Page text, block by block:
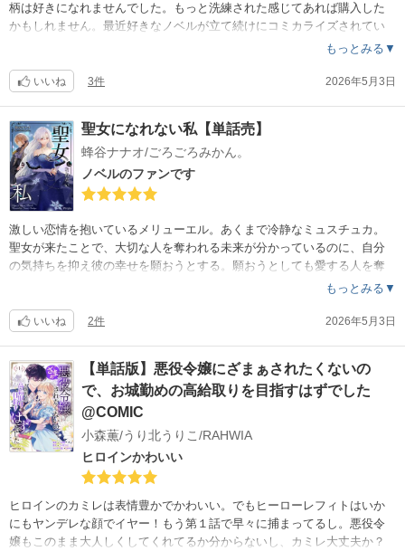
柄は好きになれませんでした。もっと洗練された感じてあれば購入した
かもしれません。最近好きなノベルが立て続けにコミカライズされてい
るのでこちらも期待しましたがこちらは試し読みのみ、購入には至りま
もっとみる▼
いいね 3件 2026年5月3日
聖女になれない私【単話売】
蜂谷ナナオ/ごろごろみかん。
ノベルのファンです
激しい恋情を抱いているメリューエル。あくまで冷静なミュスチュカ。
聖女が来たことで、大切な人を奪われる未来が分かっているのに、自分
の気持ちを抑え彼の幸せを願おうとする。願おうとしても愛する人を奪
もっとみる▼
いいね 2件 2026年5月3日
【単話版】悪役令嬢にざまぁされたくないの
で、お城勤めの高給取りを目指すはずでした
@COMIC
小森薫/うり北うりこ/RAHWIA
ヒロインかわいい
ヒロインのカミレは表情豊かでかわいい。でもヒーローレフィトはいか
にもヤンデレな顔でイヤー！もう第１話で早々に捕まってるし。悪役令
嬢もこのまま大人しくしてくれてるか分からないし、カミレ大丈夫か？